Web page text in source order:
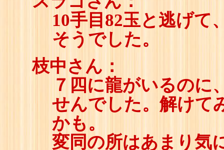
10手目82玉と逃げて
そうでした。
枝中さん：
７四に龍がいるのに
せんでした。解けて
かも。
変同の所はあまり気